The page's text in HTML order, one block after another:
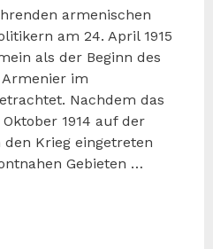
armenischen
am 24. April 1915
als der Beginn des
im
Nachdem das
1914 auf der
Krieg eingetreten
Gebieten …